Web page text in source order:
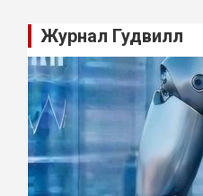
Журнал Гудвилл